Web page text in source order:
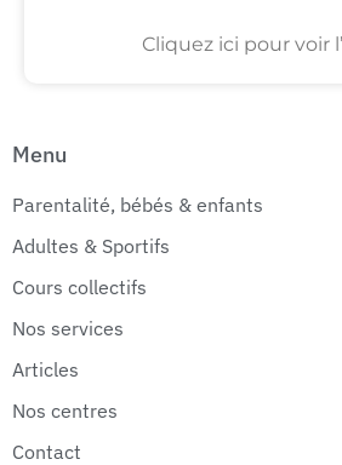
Cliquez ici pour voir
Menu
Parentalité, bébés & enfants
Adultes & Sportifs
Cours collectifs
Nos services
Articles
Nos centres
Contact